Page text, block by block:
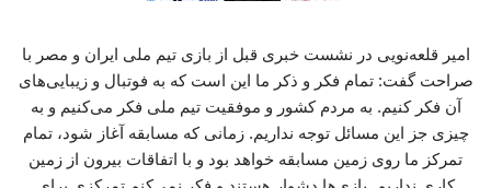
امیر قلعه‌نویی در نشست خبری قبل از بازی تیم ملی ایران و مصر با
صراحت گفت: تمام فکر و ذکر ما این است که به فوتبال و زیبایی‌های
آن فکر کنیم. به مردم کشور و موفقیت تیم ملی فکر می‌کنیم و به
چیزی جز این مسائل توجه نداریم. زمانی که مسابقه آغاز شود، تمام
تمرکز ما روی زمین مسابقه خواهد بود و با اتفاقات بیرون از زمین